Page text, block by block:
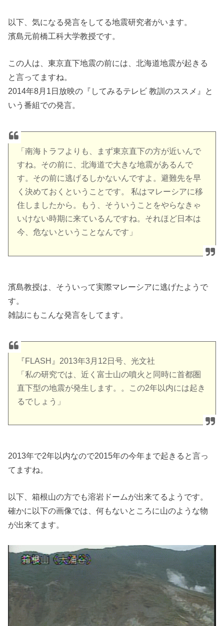
以下、気になる発言をしてる地震研究者がいます。
濱島元前橋工科大学教授です。
この人は、東京直下地震の前には、北海道地震が起きる
と言ってますね。
2014年8月1日放映の『してみるテレビ 教訓のススメ』と
いう番組での発言。
「南海トラフよりも、まず東京直下の方が近いんで
すね。その前に、北海道で大きな地震があるんで
す。その前に逃げるしかないんですよ。避難先を早
く決めておくということです。 私はマレーシアに移
住しましたから。もう、そういうことをやらなきゃ
いけない時期に来ているんですね。それほど日本は
今、危ないということなんです」
濱島教授は、そういって実際マレーシアに逃げたようで
す。
雑誌にもこんな発言をしてます。
『FLASH』2013年3月12日号、光文社
「私の研究では、近く富士山の噴火と同時に首都圏
直下型の地震が発生します。。この2年以内には起き
るでしょう」
2013年で2年以内なので2015年の今年まで起きると言っ
てますね。
以下、箱根山の方でも溶岩ドームが出来てるようです。
確かに以下の画像では、何もないところに山のような物
が出来てます。